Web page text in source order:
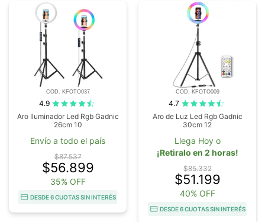
COD. KFOTO037
4.9
Aro Iluminador Led Rgb Gadnic
26cm 10
Envío a todo el país
$87.537
$56.899
35% OFF
DESDE 6 CUOTAS SIN INTERÉS
COD. KFOTO009
4.7
Aro de Luz Led Rgb Gadnic
30cm 12
Llega Hoy o
¡Retiralo en 2 horas!
$85.332
$51.199
40% OFF
DESDE 6 CUOTAS SIN INTERÉS